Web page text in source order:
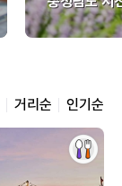
거리순 인기순